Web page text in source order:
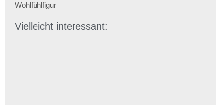
Wohlfühlfigur
Vielleicht interessant: